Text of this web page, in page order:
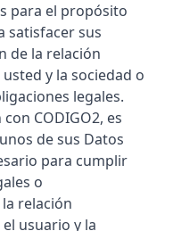
para el propósito
satisfacer sus
de la relación
y la sociedad o
legales.
CODIGO2, es
de sus Datos
para cumplir
o
relación
usuario y la